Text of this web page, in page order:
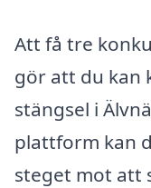
Att få tre
gör att du kan
stängsel i
plattform kan
steget mot att